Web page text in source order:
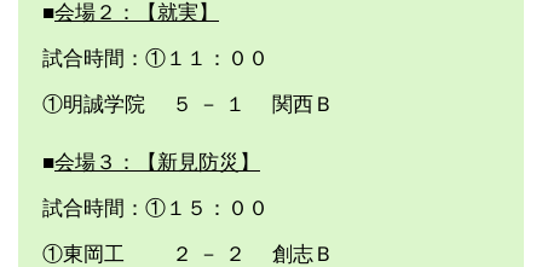
■会場２：【就実】
試合時間：①１１：００
①明誠学院 ５ － １ 関西Ｂ
■会場３：【新見防災】
試合時間：①１５：００
①東岡工 ２ － ２ 創志Ｂ